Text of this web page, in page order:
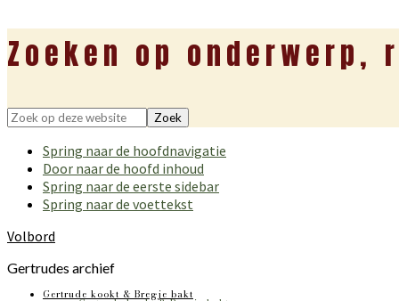
Zoeken op onderwerp,
Zoek
deze
website
Spring naar de hoofdnavigatie
Door naar de hoofd inhoud
Spring naar de eerste sidebar
Spring naar de voettekst
Volbord
Gertrudes archief
Gertrude kookt & Bregje bakt